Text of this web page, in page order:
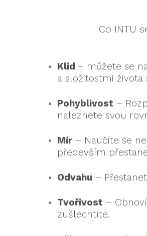
Co INTU
Klid – můžete se
a složitostmi života
Pohyblivost –
naleznete svou
Mír – Naučíte se
především
Odvahu –
Tvořivost –
zušlechtíte.